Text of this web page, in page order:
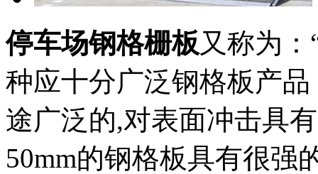
停车场钢格栅板又称为
种应十分广泛钢格板产
途广泛的,对表面冲击具
50mm的钢格板具有很强